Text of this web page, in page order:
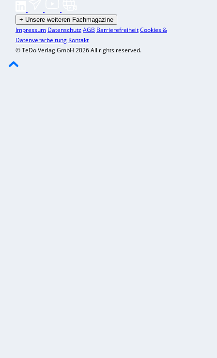
+ Unsere weiteren Fachmagazine
Impressum DatenschutzAGB BarrierefreiheitCookies &
Datenverarbeitung Kontakt
© TeDo Verlag GmbH 2026 All rights reserved.